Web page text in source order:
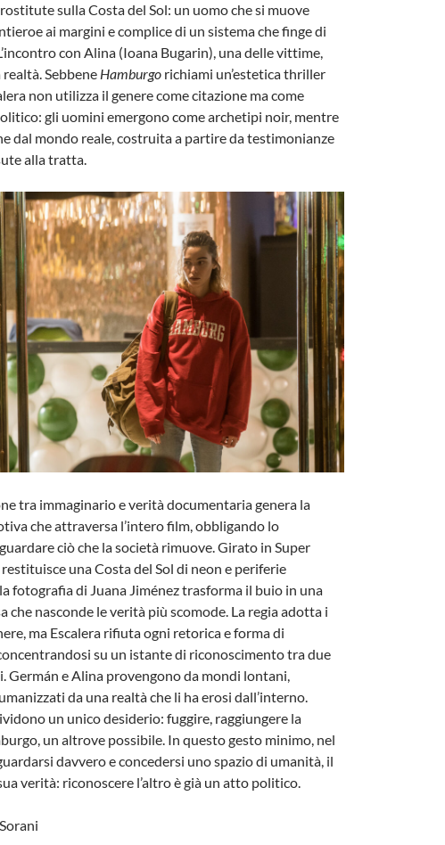
sulla Costa del Sol: un uomo che si muove
ai margini e complice di un sistema che finge di
con Alina (Ioana Bugarin), una delle vittime,
Sebbene Hamburgo richiami un’estetica thriller
non utilizza il genere come citazione ma come
gli uomini emergono come archetipi noir, mentre
dal mondo reale, costruita a partire da testimonianze
alla tratta.
tra immaginario e verità documentaria genera la
che attraversa l’intero film, obbligando lo
ciò che la società rimuove. Girato in Super
una Costa del Sol di neon e periferie
fotografia di Juana Jiménez trasforma il buio in una
che nasconde le verità più scomode. La regia adotta i
ma Escalera rifiuta ogni retorica e forma di
su un istante di riconoscimento tra due
Germán e Alina provengono da mondi lontani,
da una realtà che li ha erosi dall’interno.
un unico desiderio: fuggire, raggiungere la
un altrove possibile. In questo gesto minimo, nel
davvero e concedersi uno spazio di umanità, il
verità: riconoscere l’altro è già un atto politico.